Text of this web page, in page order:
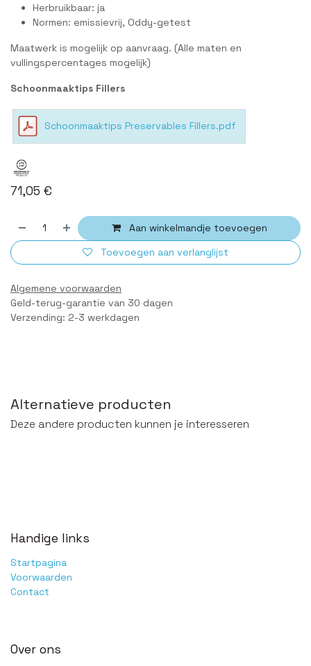
Herbruikbaar: ja
Normen: emissievrij, Oddy-getest
Maatwerk is mogelijk op aanvraag. (Alle maten en
vullingspercentages mogelijk)
Schoonmaaktips Fillers
Schoonmaaktips Preservables Fillers.pdf
71,05 €
Aan winkelmandje toevoegen
Toevoegen aan verlanglijst
Algemene voorwaarden
Geld-terug-garantie van 30 dagen
Verzending: 2-3 werkdagen
Alternatieve producten
Deze andere producten kunnen je interesseren
Handige links
Startpagina
Voorwaarden
Contact
Over ons